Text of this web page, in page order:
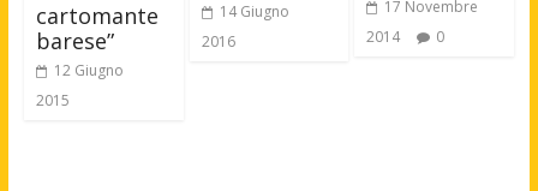
cartomante
barese”
12 Giugno
2015
14 Giugno
2016
17 Novembre
2014
0